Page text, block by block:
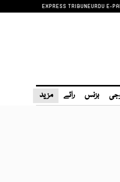
EXPRESS TRIBUNEURDU E-
بزنس رائے مزید